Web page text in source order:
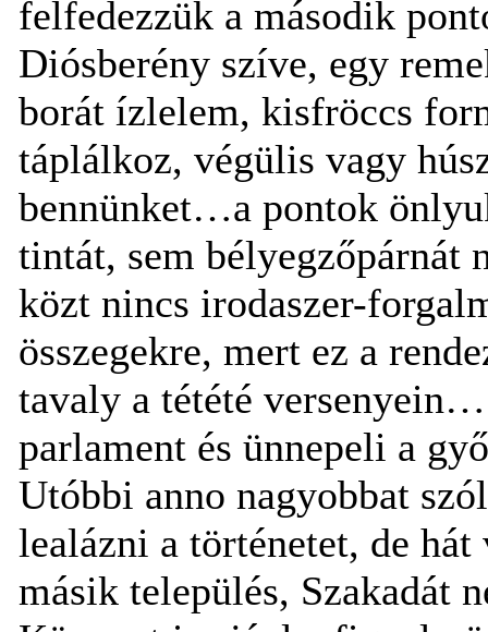
felfedezzük a második
Diósberény szíve, egy
borát ízlelem, kisfröccs
táplálkoz, végülis vagy
bennünket…a pontok
tintát, sem bélyegzőpárnát
közt nincs irodaszer-
összegekre, mert ez a
tavaly a tétété
parlament és ünnepeli a
Utóbbi anno nagyobbat
lealázni a történetet, de
másik település, Szakadát